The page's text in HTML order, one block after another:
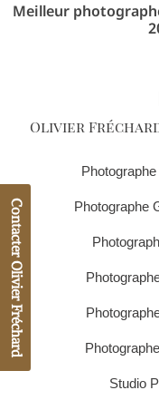
Meilleur
Olivier
Photographe
Studio
Contacter Olivier Frécharduser
user